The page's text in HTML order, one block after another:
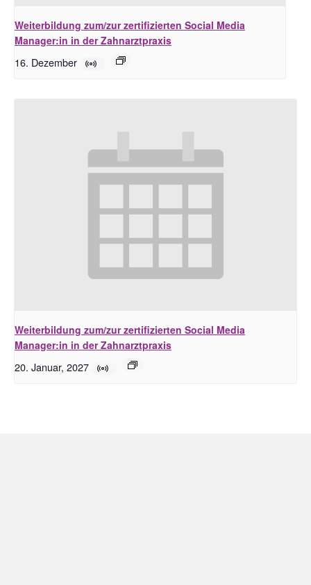
Weiterbildung zum/zur zertifizierten Social Media
Manager:in in der Zahnarztpraxis
16. Dezember
Weiterbildung zum/zur zertifizierten Social Media
Manager:in in der Zahnarztpraxis
20. Januar, 2027